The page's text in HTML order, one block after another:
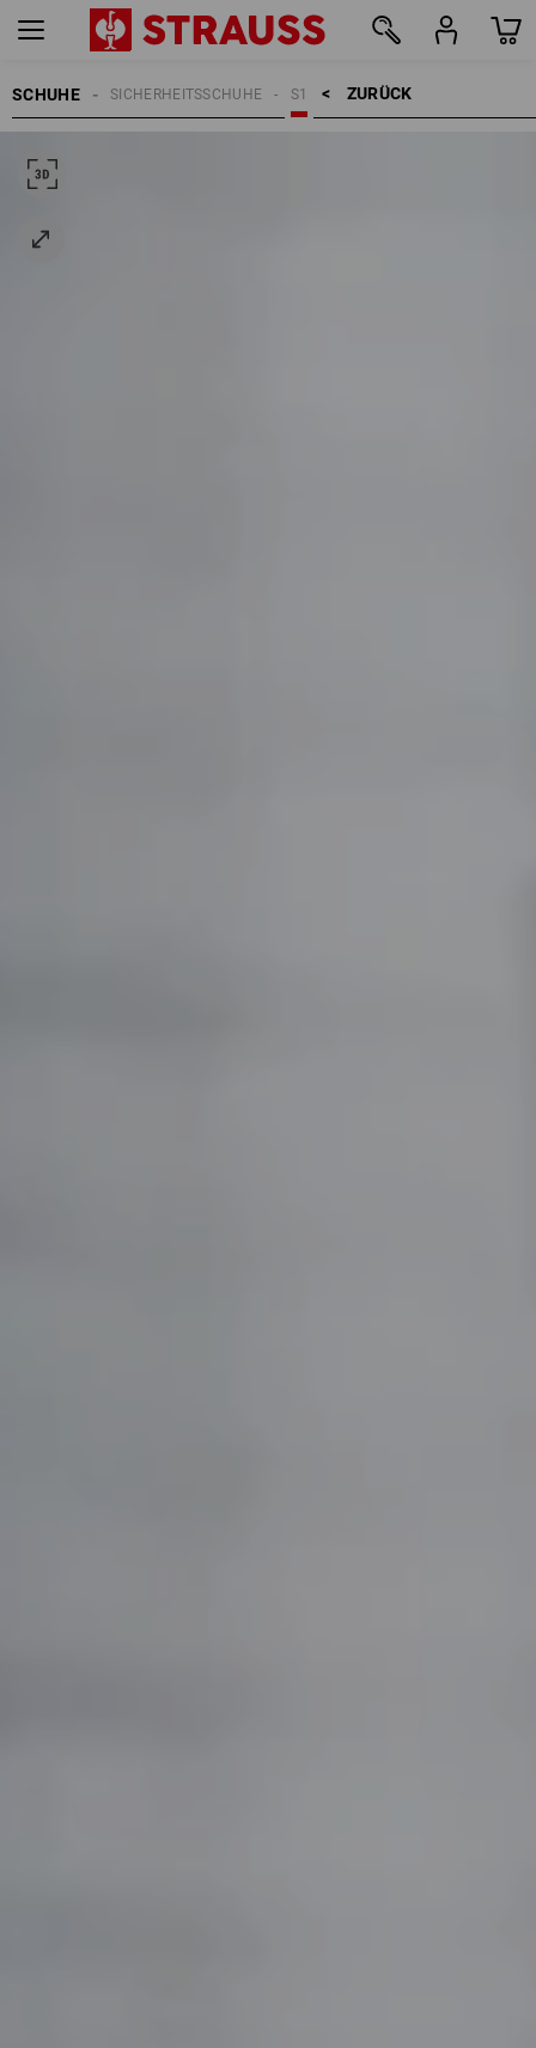
SCHUHE ZURÜCK    >
S1
SICHERHEITSSCHUHE